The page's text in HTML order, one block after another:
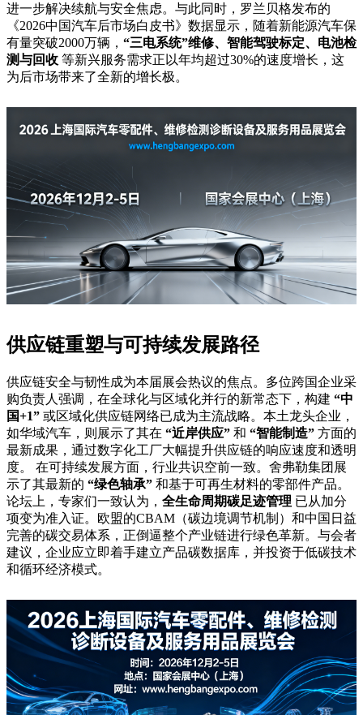
进一步解决续航与安全焦虑。与此同时，罗兰贝格发布的
《2026中国汽车后市场白皮书》数据显示，随着新能源汽车保
有量突破2000万辆， “三电系统”维修、智能驾驶标定、电池检
测与回收 等新兴服务需求正以年均超过30%的速度增长，这
为后市场带来了全新的增长极。
供应链重塑与可持续发展路径
供应链安全与韧性成为本届展会热议的焦点。多位跨国企业采
购负责人强调，在全球化与区域化并行的新常态下，构建 “中
国+1” 或区域化供应链网络已成为主流战略。本土龙头企业，
如华域汽车，则展示了其在 “近岸供应” 和 “智能制造” 方面的
最新成果，通过数字化工厂大幅提升供应链的响应速度和透明
度。 在可持续发展方面，行业共识空前一致。舍弗勒集团展
示了其最新的 “绿色轴承” 和基于可再生材料的零部件产品。
论坛上，专家们一致认为， 全生命周期碳足迹管理 已从加分
项变为准入证。欧盟的CBAM（碳边境调节机制）和中国日益
完善的碳交易体系，正倒逼整个产业链进行绿色革新。与会者
建议，企业应立即着手建立产品碳数据库，并投资于低碳技术
和循环经济模式。